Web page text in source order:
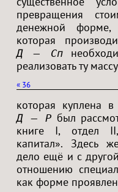
превращения
денежной форме,
которая
Д — Сп
реализовать ту
« 36
которая куплена
Д — Р был
книге I, отдел
капитал». Здесь
дело ещё и с
отношению
как форме